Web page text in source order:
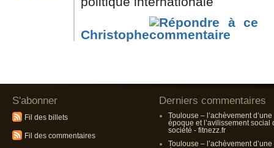
Christophe
S'abonner
Fil des billets
Fil des commentaires
Derniers commentaires
Toulouse – l’achèvement d’une
époque et l’avilissement social
société - fitnezz.fr
Toulouse – l’achèvement d’une